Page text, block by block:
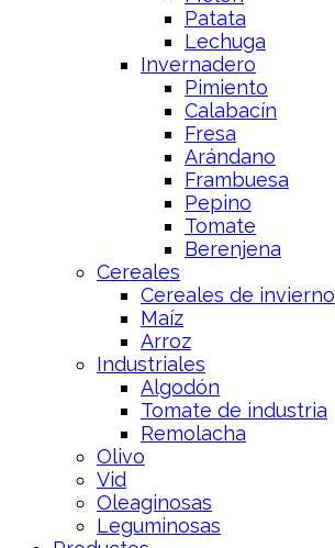
Patata
Lechuga
Invernadero
Pimiento
Calabacín
Fresa
Arándano
Frambuesa
Pepino
Tomate
Berenjena
Cereales
Cereales de invierno
Maíz
Arroz
Industriales
Algodón
Tomate de industria
Remolacha
Olivo
Vid
Oleaginosas
Leguminosas